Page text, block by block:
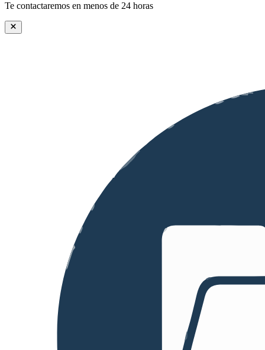
Te contactaremos en menos de 24 horas